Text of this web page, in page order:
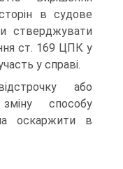
в судове
стверджувати
ст. 169 ЦПК у
у справі.
або
способу
оскаржити в